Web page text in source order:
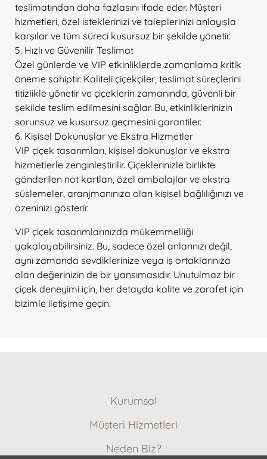
teslimatından daha fazlasını ifade eder. Müşteri
hizmetleri, özel isteklerinizi ve taleplerinizi anlayışla
karşılar ve tüm süreci kusursuz bir şekilde yönetir.
5. Hızlı ve Güvenilir Teslimat
Özel günlerde ve VIP etkinliklerde zamanlama kritik
öneme sahiptir. Kaliteli çiçekçiler, teslimat süreçlerini
titizlikle yönetir ve çiçeklerin zamanında, güvenli bir
şekilde teslim edilmesini sağlar. Bu, etkinliklerinizin
sorunsuz ve kusursuz geçmesini garantiler.
6. Kişisel Dokunuşlar ve Ekstra Hizmetler
VIP çiçek tasarımları, kişisel dokunuşlar ve ekstra
hizmetlerle zenginleştirilir. Çiçeklerinizle birlikte
gönderilen not kartları, özel ambalajlar ve ekstra
süslemeler, aranjmanınıza olan kişisel bağlılığınızı ve
özeninizi gösterir.
VIP çiçek tasarımlarınızda mükemmelliği
yakalayabilirsiniz. Bu, sadece özel anlarınızı değil,
aynı zamanda sevdiklerinize veya iş ortaklarınıza
olan değerinizin de bir yansımasıdır. Unutulmaz bir
çiçek deneyimi için, her detayda kalite ve zarafet için
bizimle iletişime geçin.
Kurumsal
Ödeme Metodları
Memnuniyet Garantisi
Müşteri Hizmetleri
Müşteri Hizmetleri
İptal ve İade Koşulları
Neden Biz?